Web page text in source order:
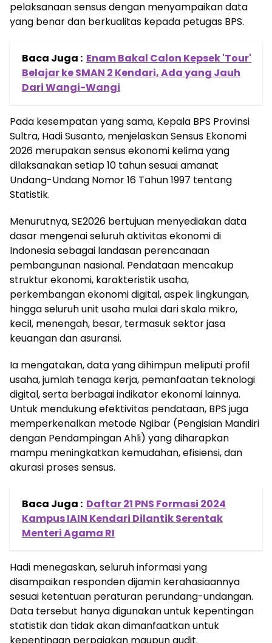
pelaksanaan sensus dengan menyampaikan data
yang benar dan berkualitas kepada petugas BPS.
Baca Juga : Enam Bakal Calon Kepsek 'Tour'
Belajar ke SMAN 2 Kendari, Ada yang Jauh
Dari Wangi-Wangi
Pada kesempatan yang sama, Kepala BPS Provinsi
Sultra, Hadi Susanto, menjelaskan Sensus Ekonomi
2026 merupakan sensus ekonomi kelima yang
dilaksanakan setiap 10 tahun sesuai amanat
Undang-Undang Nomor 16 Tahun 1997 tentang
Statistik.
Menurutnya, SE2026 bertujuan menyediakan data
dasar mengenai seluruh aktivitas ekonomi di
Indonesia sebagai landasan perencanaan
pembangunan nasional. Pendataan mencakup
struktur ekonomi, karakteristik usaha,
perkembangan ekonomi digital, aspek lingkungan,
hingga seluruh unit usaha mulai dari skala mikro,
kecil, menengah, besar, termasuk sektor jasa
keuangan dan asuransi.
Ia mengatakan, data yang dihimpun meliputi profil
usaha, jumlah tenaga kerja, pemanfaatan teknologi
digital, serta berbagai indikator ekonomi lainnya.
Untuk mendukung efektivitas pendataan, BPS juga
memperkenalkan metode Ngibar (Pengisian Mandiri
dengan Pendampingan Ahli) yang diharapkan
mampu meningkatkan kemudahan, efisiensi, dan
akurasi proses sensus.
Baca Juga : Daftar 21 PNS Formasi 2024
Kampus IAIN Kendari Dilantik Serentak
Menteri Agama RI
Hadi menegaskan, seluruh informasi yang
disampaikan responden dijamin kerahasiaannya
sesuai ketentuan peraturan perundang-undangan.
Data tersebut hanya digunakan untuk kepentingan
statistik dan tidak akan dimanfaatkan untuk